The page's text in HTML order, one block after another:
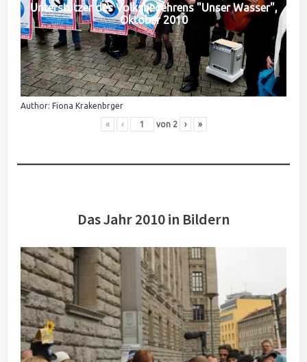
Unterstützer des Volksbegehrens "Unser Wasser",
Oktober 2010
Author: Fiona Krakenbrger
« ‹ von 2 › »
Das Jahr 2010 in Bildern